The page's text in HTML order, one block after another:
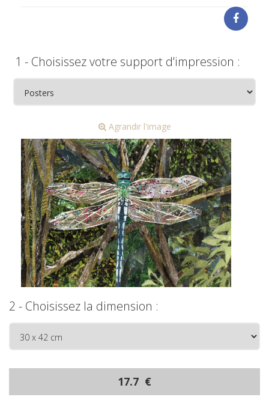
1 - Choisissez votre support d'impression :
Agrandir l'image
2 - Choisissez la dimension :
17.7 €